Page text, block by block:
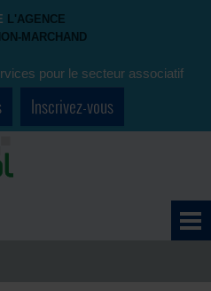
L'AGENCE
MARCHAND
pour le secteur associatif
Inscrivez-vous